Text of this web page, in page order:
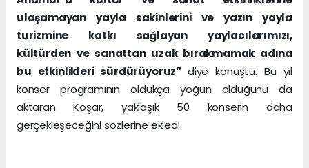
ulaşamayan yayla sakinlerini ve yazın yayla
turizmine katkı sağlayan yaylacılarımızı,
kültürden ve sanattan uzak bırakmamak adına
bu etkinlikleri sürdürüyoruz”diye konuştu. Bu yıl
konser programının oldukça yoğun olduğunu da
aktaran Koşar, yaklaşık 50 konserin daha
gerçekleşeceğini sözlerine ekledi.